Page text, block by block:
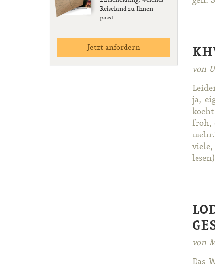
Reiseland zu Ihnen
passt.
Jetzt anfordern
von
ja,
froh,
vie­le,
le­sen)
von
Das